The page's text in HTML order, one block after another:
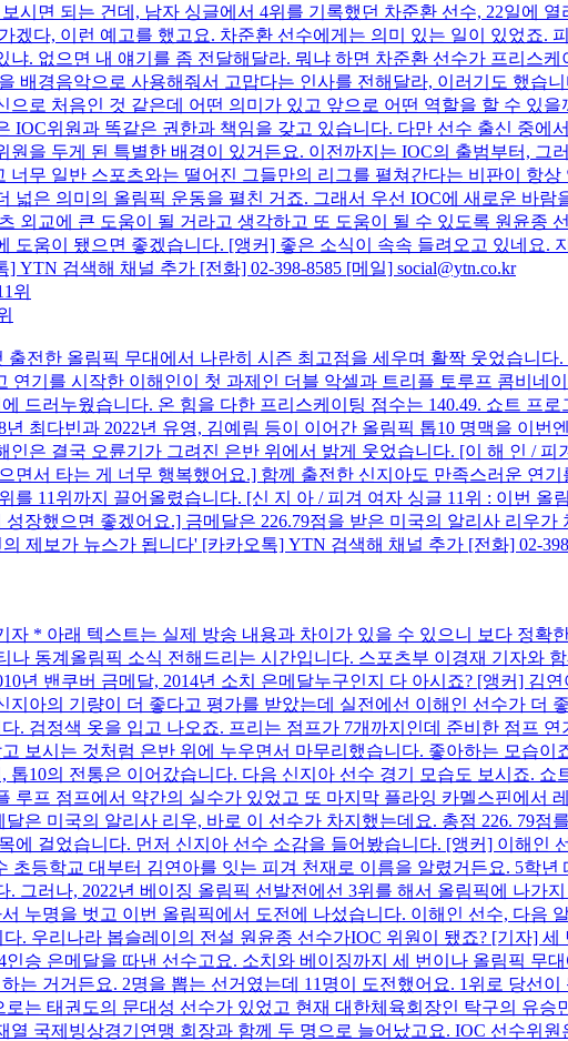
시면 되는 건데, 남자 싱글에서 4위를 기록했던 차준환 선수, 22일에
다, 이런 예고를 했고요. 차준환 선수에게는 의미 있는 일이 있었죠.
. 없으면 내 얘기를 좀 전달해달라. 뭐냐 하면 차준환 선수가 프리스
배경음악으로 사용해줘서 고맙다는 인사를 전해달라, 이러기도 했습
로 처음인 것 같은데 어떤 의미가 있고 앞으로 어떤 역할을 할 수 있
IOC위원과 똑같은 권한과 책임을 갖고 있습니다. 다만 선수 출신 중에
을 두게 된 특별한 배경이 있거든요. 이전까지는 IOC의 출범부터, 그
무 일반 스포츠와는 떨어진 그들만의 리그를 펼쳐간다는 비판이 항
넓은 의미의 올림픽 운동을 펼친 거죠. 그래서 우선 IOC에 새로운 바
외교에 큰 도움이 될 거라고 생각하고 또 도움이 될 수 있도록 원윤종
도움이 됐으면 좋겠습니다. [앵커] 좋은 소식이 속속 들려오고 있네요.
검색해 채널 추가 [전화] 02-398-8585 [메일] social@ytn.co.kr
전한 올림픽 무대에서 나란히 시즌 최고점을 세우며 활짝 웃었습니
기를 시작한 이해인이 첫 과제인 더블 악셀과 트리플 토루프 콤비네
드러누웠습니다. 온 힘을 다한 프리스케이팅 점수는 140.49. 쇼트 프
최다빈과 2022년 유영, 김예림 등이 이어간 올림픽 톱10 명맥을 이번
은 결국 오륜기가 그려진 은반 위에서 밝게 웃었습니다. [이 해 인 /
면서 타는 게 너무 행복했어요.] 함께 출전한 신지아도 만족스러운 연
를 11위까지 끌어올렸습니다. [신 지 아 / 피겨 여자 싱글 11위 : 이번
장했으면 좋겠어요.] 금메달은 226.79점을 받은 미국의 알리사 리우
제보가 뉴스가 됩니다' [카카오톡] YTN 검색해 채널 추가 [전화] 02-
* 아래 텍스트는 실제 방송 내용과 차이가 있을 수 있으니 보다 정확
동계올림픽 소식 전해드리는 시간입니다. 스포츠부 이경재 기자와
년 밴쿠버 금메달, 2014년 소치 은메달누구인지 다 아시죠? [앵커] 김
아의 기량이 더 좋다고 평가를 받았는데 실전에선 이해인 선수가 더
. 검정색 옷을 입고 나오죠. 프리는 점프가 7개까지인데 준비한 점프
보시는 것처럼 은반 위에 누우면서 마무리했습니다. 좋아하는 모습이
톱10의 전통은 이어갔습니다. 다음 신지아 선수 경기 모습도 보시죠.
루프 점프에서 약간의 실수가 있었고 또 마지막 플라잉 카멜스핀에서
은 미국의 알리사 리우, 바로 이 선수가 차지했는데요. 총점 226. 79점
에 걸었습니다. 먼저 신지아 선수 소감을 들어봤습니다. [앵커] 이해인
등학교 대부터 김연아를 잇는 피겨 천재로 이름을 알렸거든요. 5학
그러나, 2022년 베이징 올림픽 선발전에선 3위를 해서 올림픽에 나가
누명을 벗고 이번 올림픽에서 도전에 나섰습니다. 이해인 선수, 다음
. 우리나라 봅슬레이의 전설 원윤종 선수가IOC 위원이 됐죠? [기자]
승 은메달을 따낸 선수고요. 소치와 베이징까지 세 번이나 올림픽 무
는 거거든요. 2명을 뽑는 선거였는데 11명이 도전했어요. 1위로 당선
는 태권도의 문대성 선수가 있었고 현재 대한체육회장인 탁구의 유
국제빙상경기연맹 회장과 함께 두 명으로 늘어났고요. IOC 선수위